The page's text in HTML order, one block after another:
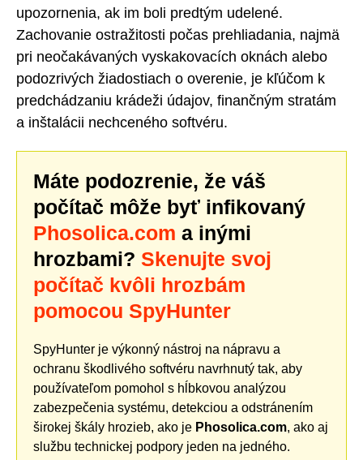
upozornenia, ak im boli predtým udelené.
Zachovanie ostražitosti počas prehliadania, najmä
pri neočakávaných vyskakovacích oknách alebo
podozrivých žiadostiach o overenie, je kľúčom k
predchádzaniu krádeži údajov, finančným stratám
a inštalácii nechceného softvéru.
Máte podozrenie, že váš
počítač môže byť infikovaný
Phosolica.com a inými
hrozbami? Skenujte svoj
počítač kvôli hrozbám
pomocou SpyHunter
SpyHunter je výkonný nástroj na nápravu a
ochranu škodlivého softvéru navrhnutý tak, aby
používateľom pomohol s hĺbkovou analýzou
zabezpečenia systému, detekciou a odstránením
širokej škály hrozieb, ako je Phosolica.com, ako aj
službu technickej podpory jeden na jedného.